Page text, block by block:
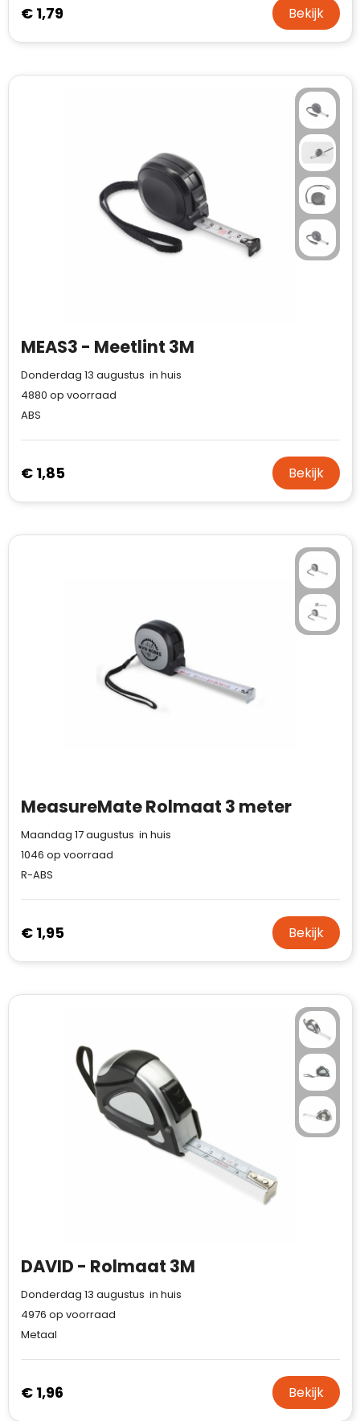
€ 1,79 Bekijk
MEAS3 - Meetlint 3M
Donderdag 13 augustus in huis
4880 op voorraad
ABS
€ 1,85 Bekijk
MeasureMate Rolmaat 3 meter
Maandag 17 augustus in huis
1046 op voorraad
R-ABS
€ 1,95 Bekijk
DAVID - Rolmaat 3M
Donderdag 13 augustus in huis
4976 op voorraad
Metaal
€ 1,96 Bekijk